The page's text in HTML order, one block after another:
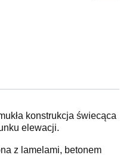
konstrukcja świecąca
elewacji.
z lamelami, betonem